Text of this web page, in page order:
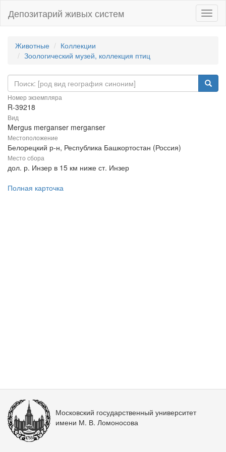
Депозитарий живых систем
Животные
Коллекции
Зоологический музей, коллекция птиц
Номер экземпляра
R-39218
Вид
Mergus merganser merganser
Местоположение
Белорецкий р-н, Республика Башкортостан (Россия)
Место сбора
дол. р. Инзер в 15 км ниже ст. Инзер
Полная карточка
Московский государственный университет
имени М. В. Ломоносова